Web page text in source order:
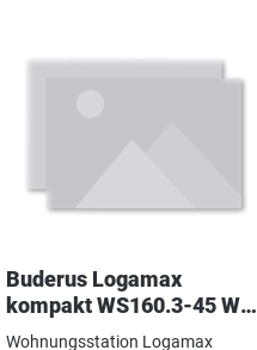
Buderus Logamax
kompakt WS160.3-45 WP
E /
Wohnungsstation Logamax